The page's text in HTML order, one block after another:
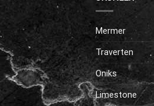
Mermer
Traverten
Oniks
Limestone